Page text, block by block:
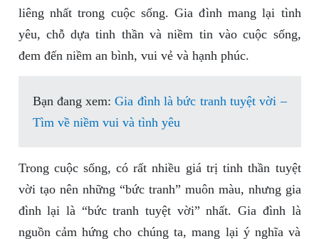
liêng nhất trong cuộc sống. Gia đình mang lại tình
yêu, chỗ dựa tinh thần và niềm tin vào cuộc sống,
đem đến niềm an bình, vui vẻ và hạnh phúc.
Bạn đang xem:Gia đình là bức tranh tuyệt vời –
Tìm về niềm vui và tình yêu
Trong cuộc sống, có rất nhiều giá trị tinh thần tuyệt
vời tạo nên những “bức tranh” muôn màu, nhưng gia
đình lại là “bức tranh tuyệt vời” nhất. Gia đình là
nguồn cảm hứng cho chúng ta, mang lại ý nghĩa và